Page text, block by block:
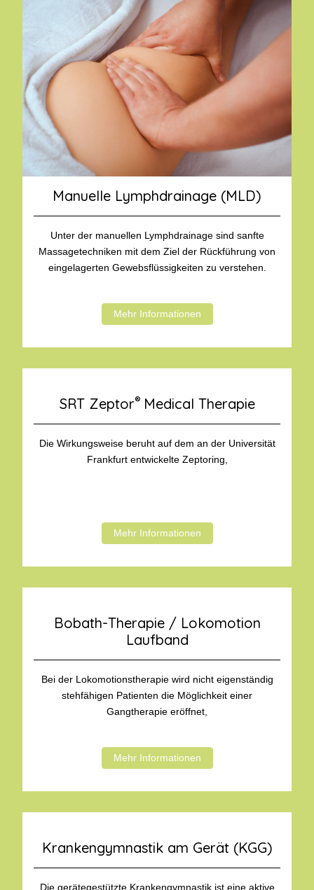
Manuelle Lymphdrainage (MLD)
Unter der manuellen Lymphdrainage sind sanfte
Massagetechniken mit dem Ziel der Rückführung von
eingelagerten Gewebsflüssigkeiten zu verstehen.
Mehr Informationen
SRT Zeptor® Medical Therapie
Die Wirkungsweise beruht auf dem an der Universität
Frankfurt entwickelte Zeptoring,
Mehr Informationen
Bobath-Therapie / Lokomotion
Laufband
Bei der Lokomotionstherapie wird nicht eigenständig
stehfähigen Patienten die Möglichkeit einer
Gangtherapie eröffnet,
Mehr Informationen
Krankengymnastik am Gerät (KGG)
Die gerätegestützte Krankengymnastik ist eine aktive